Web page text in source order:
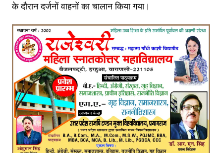
के दौरान दर्जनों वाहनों का चालान किया गया।